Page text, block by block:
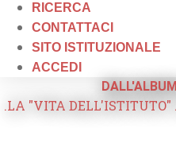
RICERCA
CONTATTACI
SITO ISTITUZIONALE
ACCEDI
.LA "VITA